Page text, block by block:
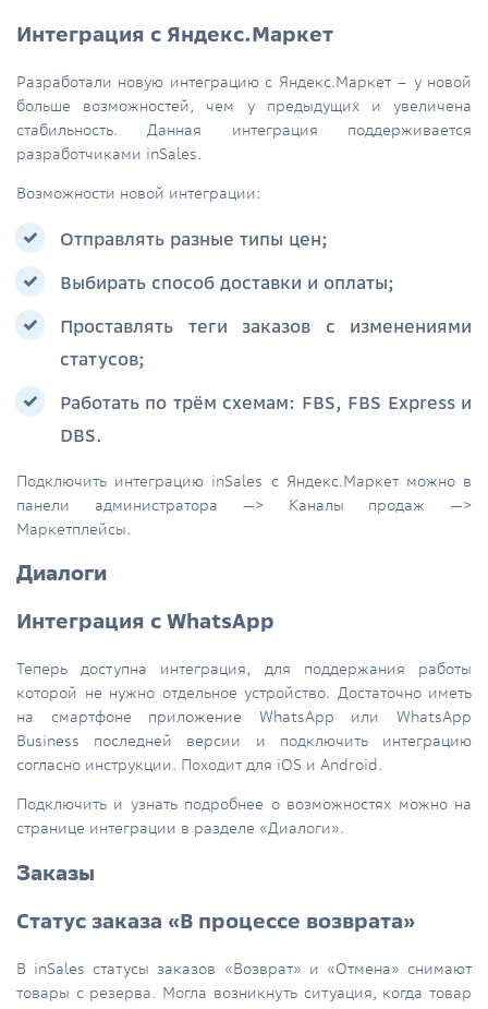
Интеграция с Яндекс.Маркет
Разработали новую интеграцию с Яндекс.Маркет – у новой
больше возможностей, чем у предыдущих и увеличена
стабильность. Данная интеграция поддерживается
разработчиками inSales.
Возможности новой интеграции:
Отправлять разные типы цен;
Выбирать способ доставки и оплаты;
Проставлять теги заказов с изменениями
статусов;
Работать по трём схемам: FBS, FBS Express и
DBS.
Подключить интеграцию inSales с Яндекс.Маркет можно в
панели администратора —> Каналы продаж —>
Маркетплейсы.
Диалоги
Интеграция с WhatsApp
Теперь доступна интеграция, для поддержания работы
которой не нужно отдельное устройство. Достаточно иметь
на смартфоне приложение WhatsApp или WhatsApp
Business последней версии и подключить интеграцию
согласно инструкции. Походит для iOS и Android.
Подключить и узнать подробнее о возможностях можно на
странице интеграции в разделе «Диалоги».
Заказы
Статус заказа «В процессе возврата»
В inSales статусы заказов «Возврат» и «Отмена» снимают
товары с резерва. Могла возникнуть ситуация, когда товар